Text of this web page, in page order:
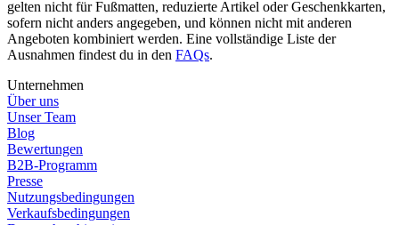
gelten nicht für Fußmatten, reduzierte Artikel oder Geschenkkarten,
sofern nicht anders angegeben, und können nicht mit anderen
Angeboten kombiniert werden. Eine vollständige Liste der
Ausnahmen findest du in den FAQs.
Unternehmen
Über uns
Unser Team
Blog
Bewertungen
B2B-Programm
Presse
Nutzungsbedingungen
Verkaufsbedingungen